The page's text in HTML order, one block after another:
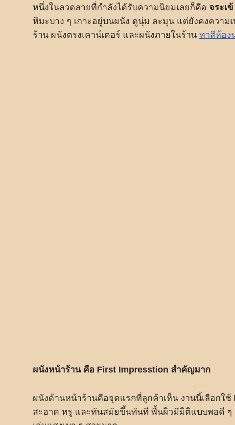
หนึ่งในลวดลายที่กำลังได้รับความนิยมเลยก็คือ จระเ
หิมะบาง ๆ เกาะอยู่บนผนัง ดูนุ่ม ละมุน แต่ยังคงควา
ร้าน ผนังตรงเคาน์เตอร์ และผนังภายในร้าน ทาสีห้อง
ผนังหน้าร้าน คือ First Impresstion สำคัญมาก
ผนังด้านหน้าร้านคือจุดแรกที่ลูกค้าเห็น งานนี้เลือกใ
สะอาด หรู และทันสมัยขึ้นทันที พื้นผิวมีมิติแบบพอดี ๆ